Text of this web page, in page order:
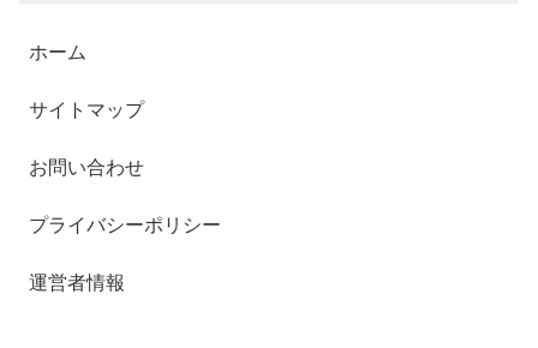
ホーム
サイトマップ
お問い合わせ
プライバシーポリシー
運営者情報